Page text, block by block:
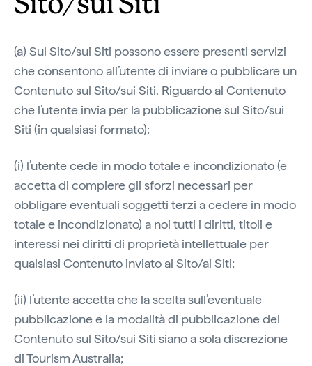
Sito/sui Siti
(a) Sul Sito/sui Siti possono essere presenti servizi
che consentono all’utente di inviare o pubblicare un
Contenuto sul Sito/sui Siti. Riguardo al Contenuto
che l’utente invia per la pubblicazione sul Sito/sui
Siti (in qualsiasi formato):
(i) l’utente cede in modo totale e incondizionato (e
accetta di compiere gli sforzi necessari per
obbligare eventuali soggetti terzi a cedere in modo
totale e incondizionato) a noi tutti i diritti, titoli e
interessi nei diritti di proprietà intellettuale per
qualsiasi Contenuto inviato al Sito/ai Siti;
(ii) l’utente accetta che la scelta sull’eventuale
pubblicazione e la modalità di pubblicazione del
Contenuto sul Sito/sui Siti siano a sola discrezione
di Tourism Australia;